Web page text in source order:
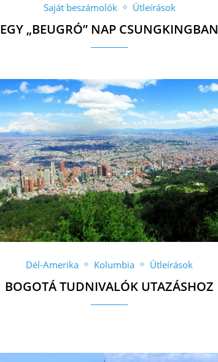
Saját beszámolók
Útleírások
EGY „BEUGRÓ” NAP CSUNGKINGBAN
Dél-Amerika Kolumbia Útleírások
BOGOTÁ TUDNIVALÓK UTAZÁSHOZ